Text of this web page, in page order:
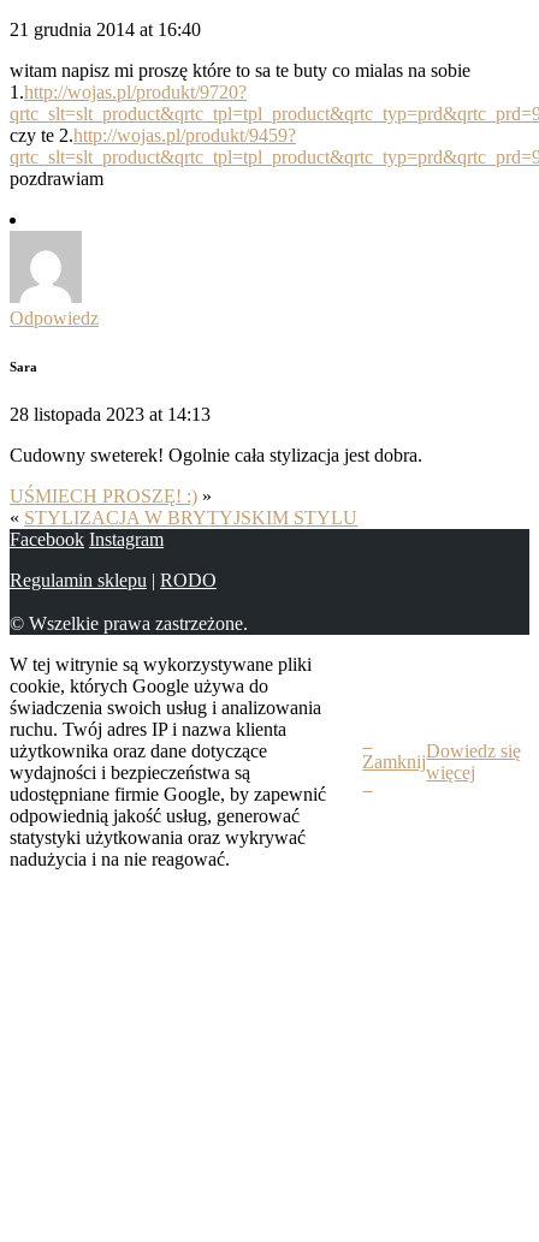
21 grudnia 2014 at 16:40
witam napisz mi proszę które to sa te buty co mialas na sobie
1.http://wojas.pl/produkt/9720?
czy te 2.http://wojas.pl/produkt/9459?
pozdrawiam
Odpowiedz
Sara
28 listopada 2023 at 14:13
Cudowny sweterek! Ogolnie cała stylizacja jest dobra.
UŚMIECH PROSZĘ! :) »
« STYLIZACJA W BRYTYJSKIM STYLU
Facebook Instagram
Regulamin sklepu | RODO
© Wszelkie prawa zastrzeżone.
W tej witrynie są wykorzystywane pliki
cookie, których Google używa do
świadczenia swoich usług i analizowania
ruchu. Twój adres IP i nazwa klienta
użytkownika oraz dane dotyczące
wydajności i bezpieczeństwa są
udostępniane firmie Google, by zapewnić
odpowiednią jakość usług, generować
statystyki użytkowania oraz wykrywać
nadużycia i na nie reagować.
Zamknij
Dowiedz się
więcej